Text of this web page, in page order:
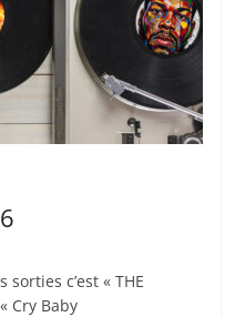
c’est « THE
Cry Baby